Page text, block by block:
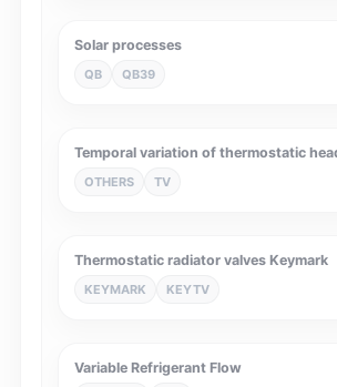
Solar processes
QB QB39
Temporal variation of thermostatic
OTHERS TV
Thermostatic radiator valves Keymark
KEYMARK KEYTV
Variable Refrigerant Flow